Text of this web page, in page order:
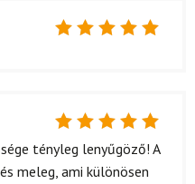
Értékelés:
5
/ 5
tényleg lenyűgöző! A
meleg, ami különösen